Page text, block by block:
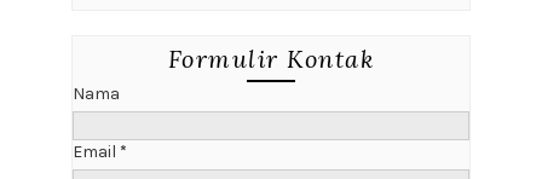
Formulir Kontak
Nama
Email *